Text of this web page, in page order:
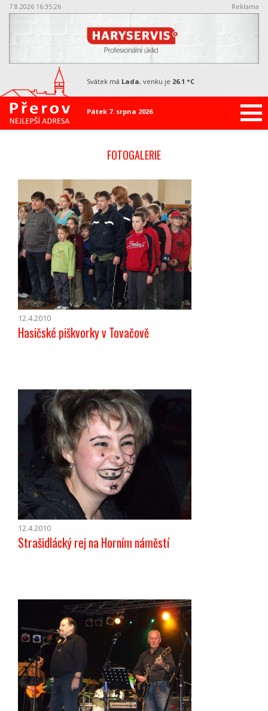
7.8.2026 16:35:28 Reklama
Pátek 7. srpna 2026
svátek má Lada, venku je 26.1 °C
FOTOGALERIE
12.4.2010
Hasičské piškvorky v Tovačově
12.4.2010
Strašidlácký rej na Horním náměstí